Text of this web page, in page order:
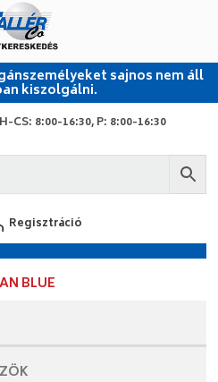
sajnos nem áll
kiszolgálni.
H-CS: 8:00-16:30, P: 8:00-16:30
Regisztráció
BLUE